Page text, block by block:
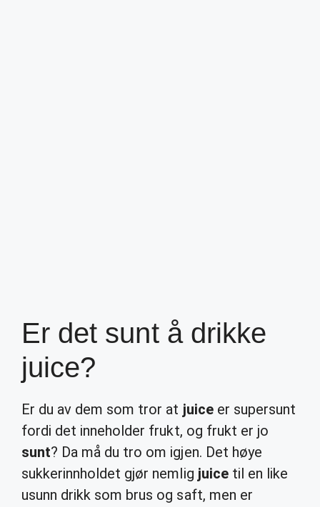
Er det sunt å drikke
juice?
Er du av dem som tror at juiceer supersunt
fordi det inneholder frukt, og frukt er jo
sunt? Da må du tro om igjen. Det høye
sukkerinnholdet gjør nemlig juicetil en like
usunn drikk som brus og saft, men er